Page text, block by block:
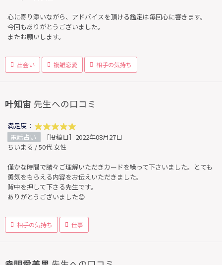
心に寄り添いながら、アドバイスを頂ける鑑定は毎回心に響きます。
今回もありがとうございました。
またお願いします。
出会い 複雑恋愛 相手の気持ち
叶知宙 先生への口コミ
満足度：
電話占い
［投稿日］2022年08月27日
ちいまる / 50代 女性
僅かな時間で諸々ご理解いただきカードを繰って下さいました。とても
勇気をもらえる内容をお伝えいただきました。
背中を押して下さる先生です。
ありがとうございました😊
相手の気持ち 仕事